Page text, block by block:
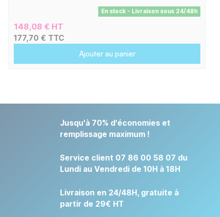
En stock - Livraison sous 24/48h
148,08 € HT
177,70 € TTC
Ajouter au panier
Jusqu'à 70% d'économies et
remplissage maximum !
Service client 07 86 00 58 07 du
Lundi au Vendredi de 10H à 18H
Livraison en 24/48H, gratuite à
partir de 29€ HT